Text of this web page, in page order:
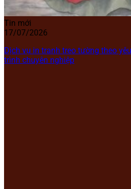
Tin mới
17/07/2026
Dịch vụ in tranh treo tường theo
trình chuyên nghiệp